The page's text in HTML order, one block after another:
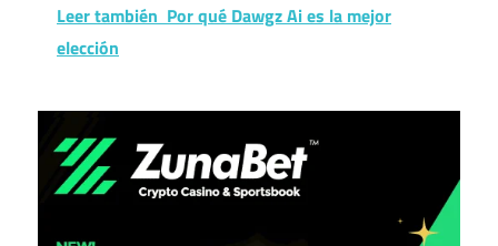
Leer también Por qué Dawgz Ai es la mejor
elección